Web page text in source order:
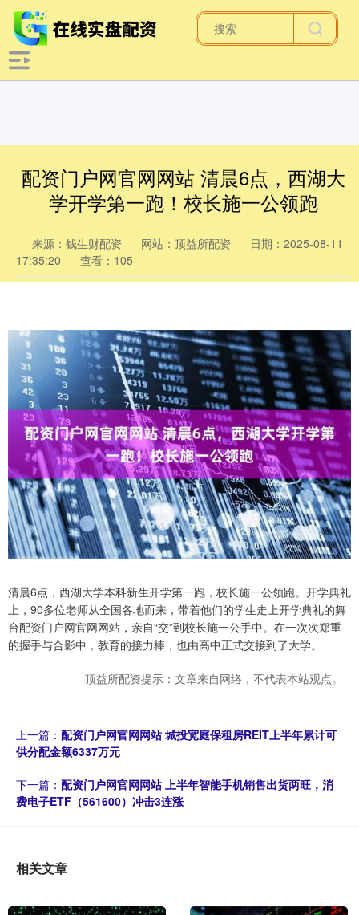
配资门户网官网网站 清晨6点，西湖大
学开学第一跑！校长施一公领跑
来源：钱生财配资 网站：顶益所配资
日期：2025-08-11
17:35:20
查看：105
清晨6点，西湖大学本科新生开学第一跑，校长施一公领跑。开学典礼
上，90多位老师从全国各地而来，带着他们的学生走上开学典礼的舞
台配资门户网官网网站，亲自“交”到校长施一公手中。在一次次郑重
的握手与合影中，教育的接力棒，也由高中正式交接到了大学。
顶益所配资提示：文章来自网络，不代表本站观点。
上一篇： 配资门户网官网网站 城投宽庭保租房REIT上半年累计可
供分配金额6337万元
下一篇： 配资门户网官网网站 上半年智能手机销售出货两旺，消
费电子ETF（561600）冲击3连涨
相关文章